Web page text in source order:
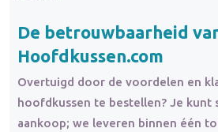
De betrouwbaarheid
Hoofdkussen.com
Overtuigd door de voordelen en
hoofdkussen te bestellen? Je kunt
aankoop; we leveren binnen één